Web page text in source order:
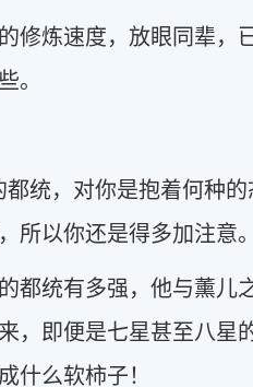
修炼速度，放眼同辈，
。
统，对你是抱着何种
以你还是得多加注意
都统有多强，他与薰儿
，即便是七星甚至八星
什么软柿子！